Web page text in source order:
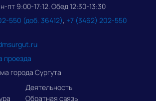
пт 9:00-17:12. Обед 12:30-13:30
550 (доб. 36412), +7 (3462) 202-550
проезда
города Сургута
Деятельность
Обратная связь